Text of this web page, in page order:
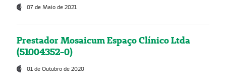
07 de Maio de 2021
Prestador Mosaicum Espaço Clínico Ltda
(51004352-0)
01 de Outubro de 2020